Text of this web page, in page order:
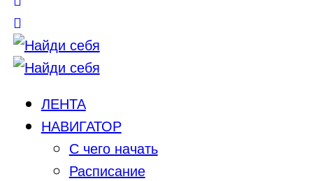
ЛЕНТА
НАВИГАТОР
С чего начать
Расписание